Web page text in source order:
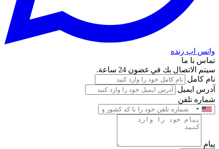
واتس اپ زنده
تماس با ما
سيتم الاتصال بك في غضون 24 ساعة.
نام کامل
آدرس ایمیل
شماره تلفن
پیام